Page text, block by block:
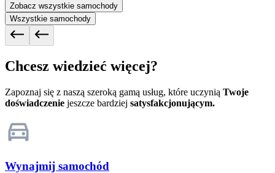
Zobacz wszystkie samochody
Wszystkie samochody
Chcesz wiedzieć więcej?
Zapoznaj się z naszą szeroką gamą usług, które uczynią Twoje
doświadczenie jeszcze bardziej satysfakcjonującym.
Wynajmij samochód